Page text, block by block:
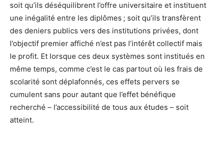
soit qu’ils déséquilibrent l’offre universitaire et instituent
une inégalité entre les diplômes ; soit qu’ils transfèrent
des deniers publics vers des institutions privées, dont
l’objectif premier affiché n’est pas l’intérêt collectif mais
le profit. Et lorsque ces deux systèmes sont institués en
même temps, comme c’est le cas partout où les frais de
scolarité sont déplafonnés, ces effets pervers se
cumulent sans pour autant que l’effet bénéfique
recherché – l’accessibilité de tous aux études – soit
atteint.